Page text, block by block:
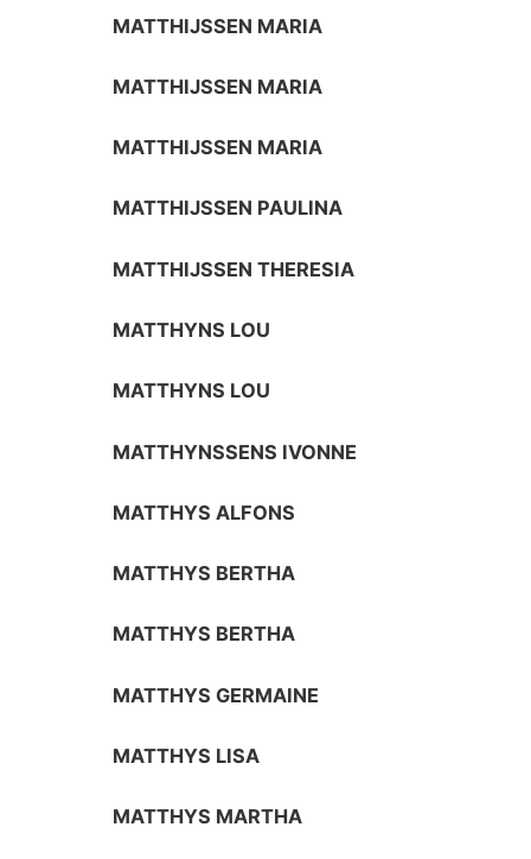
MATTHIJSSEN MARIA
MATTHIJSSEN MARIA
MATTHIJSSEN MARIA
MATTHIJSSEN PAULINA
MATTHIJSSEN THERESIA
MATTHYNS LOU
MATTHYNS LOU
MATTHYNSSENS IVONNE
MATTHYS ALFONS
MATTHYS BERTHA
MATTHYS BERTHA
MATTHYS GERMAINE
MATTHYS LISA
MATTHYS MARTHA